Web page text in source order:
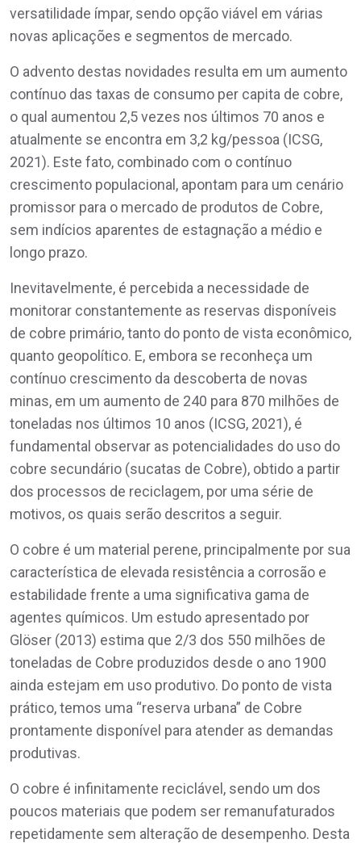
versatilidade ímpar, sendo opção viável em várias
novas aplicações e segmentos de mercado.
O advento destas novidades resulta em um aumento
contínuo das taxas de consumo per capita de cobre,
o qual aumentou 2,5 vezes nos últimos 70 anos e
atualmente se encontra em 3,2 kg/pessoa (ICSG,
2021). Este fato, combinado com o contínuo
crescimento populacional, apontam para um cenário
promissor para o mercado de produtos de Cobre,
sem indícios aparentes de estagnação a médio e
longo prazo.
Inevitavelmente, é percebida a necessidade de
monitorar constantemente as reservas disponíveis
de cobre primário, tanto do ponto de vista econômico,
quanto geopolítico. E, embora se reconheça um
contínuo crescimento da descoberta de novas
minas, em um aumento de 240 para 870 milhões de
toneladas nos últimos 10 anos (ICSG, 2021), é
fundamental observar as potencialidades do uso do
cobre secundário (sucatas de Cobre), obtido a partir
dos processos de reciclagem, por uma série de
motivos, os quais serão descritos a seguir.
O cobre é um material perene, principalmente por sua
característica de elevada resistência a corrosão e
estabilidade frente a uma significativa gama de
agentes químicos. Um estudo apresentado por
Glöser (2013) estima que 2/3 dos 550 milhões de
toneladas de Cobre produzidos desde o ano 1900
ainda estejam em uso produtivo. Do ponto de vista
prático, temos uma “reserva urbana” de Cobre
prontamente disponível para atender as demandas
produtivas.
O cobre é infinitamente reciclável, sendo um dos
poucos materiais que podem ser remanufaturados
repetidamente sem alteração de desempenho. Desta